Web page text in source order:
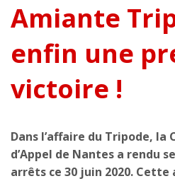
Amiante
enfin une
victoire !
Dans l’affaire du Tripode,
d’Appel de Nantes a rendu
arrêts ce 30 juin 2020.